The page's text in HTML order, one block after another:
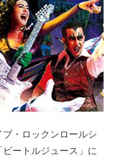
・ロックンロールシ
ビートルジュース」に